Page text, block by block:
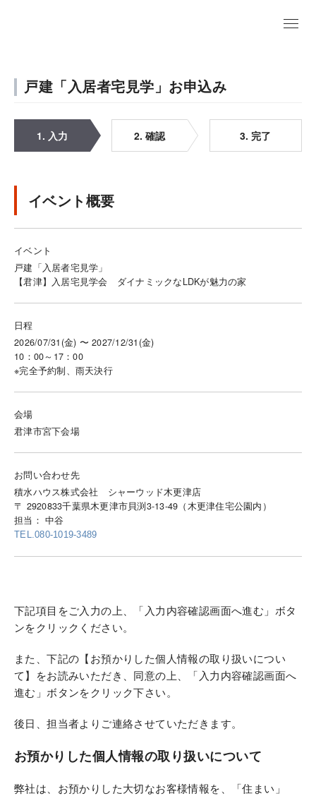
戸建「入居者宅見学」お申込み
1. 入力 2. 確認 3. 完了
イベント概要
イベント
戸建「入居者宅見学」
【君津】入居宅見学会 ダイナミックなLDKが魅力の家
日程
2026/07/31(金) 〜 2027/12/31(金)
10：00～17：00
※完全予約制、雨天決行
会場
君津市宮下会場
お問い合わせ先
積水ハウス株式会社 シャーウッド木更津店
〒 2920833千葉県木更津市貝渕3-13-49（木更津住宅公園内）
担当： 中谷
TEL.080-1019-3489
下記項目をご入力の上、「入力内容確認画面へ進む」ボタ
ンをクリックください。
また、下記の【お預かりした個人情報の取り扱いについ
て】をお読みいただき、同意の上、「入力内容確認画面へ
進む」ボタンをクリック下さい。
後日、担当者よりご連絡させていただきます。
お預かりした個人情報の取り扱いについて
弊社は、お預かりした大切なお客様情報を、「住まい」